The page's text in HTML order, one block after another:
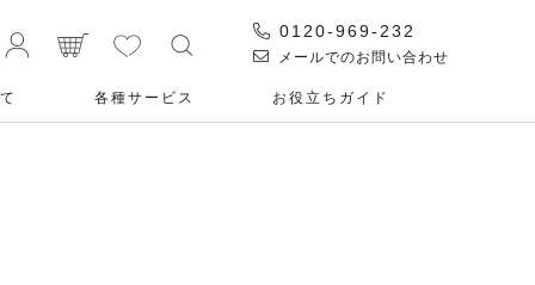
0120-969-232
メールでのお問い合わせ
各種サービス お役⽴ちガイド